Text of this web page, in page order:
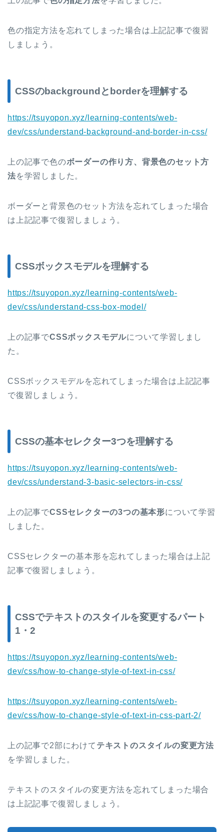
色の指定方法を忘れてしまった場合は上記記事で復習
しましょう。
CSSのbackgroundとborderを理解する
https://tsuyopon.xyz/learning-contents/web-
dev/css/understand-background-and-border-in-css/
上の記事で色のボーダーの作り方、背景色のセット方
法を学習しました。
ボーダーと背景色のセット方法を忘れてしまった場合
は上記記事で復習しましょう。
CSSボックスモデルを理解する
https://tsuyopon.xyz/learning-contents/web-
dev/css/understand-css-box-model/
上の記事でCSSボックスモデルについて学習しまし
た。
CSSボックスモデルを忘れてしまった場合は上記記事
で復習しましょう。
CSSの基本セレクター3つを理解する
https://tsuyopon.xyz/learning-contents/web-
dev/css/understand-3-basic-selectors-in-css/
上の記事でCSSセレクターの3つの基本形について学習
しました。
CSSセレクターの基本形を忘れてしまった場合は上記
記事で復習しましょう。
CSSでテキストのスタイルを変更するパート
1・2
https://tsuyopon.xyz/learning-contents/web-
dev/css/how-to-change-style-of-text-in-css/
https://tsuyopon.xyz/learning-contents/web-
dev/css/how-to-change-style-of-text-in-css-part-2/
上の記事で2部にわけて テキストのスタイルの変更方法
を学習しました。
テキストのスタイルの変更方法を忘れてしまった場合
は上記記事で復習しましょう。